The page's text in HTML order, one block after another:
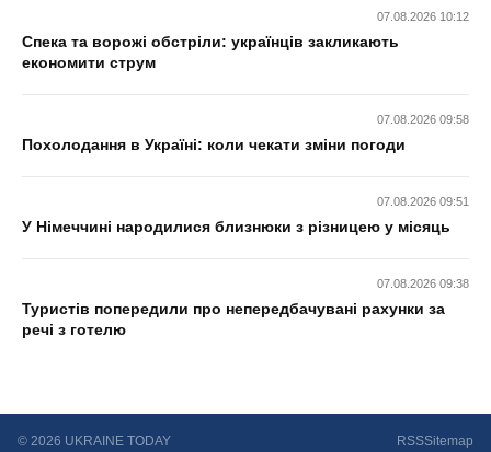
07.08.2026 10:12
Спека та ворожі обстріли: українців закликають
економити струм
07.08.2026 09:58
Похолодання в Україні: коли чекати зміни погоди
07.08.2026 09:51
У Німеччині народилися близнюки з різницею у місяць
07.08.2026 09:38
Туристів попередили про непередбачувані рахунки за
речі з готелю
© 2026 UKRAINE TODAY RSSSitemap